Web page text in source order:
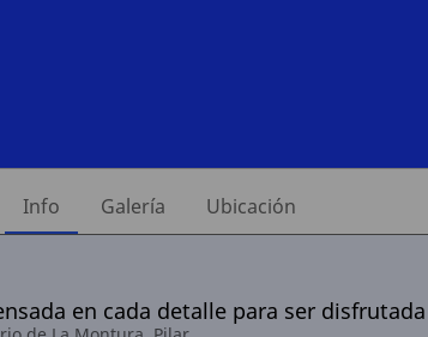
Info Galería Ubicación
en cada detalle para ser